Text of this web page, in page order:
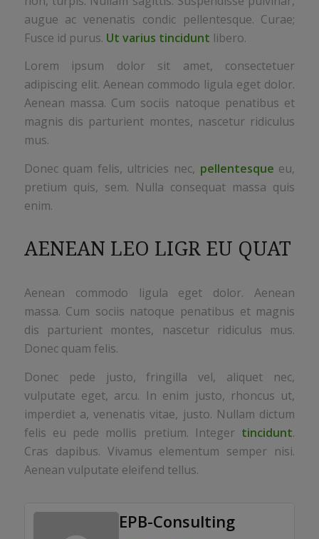
augue ac venenatis condic pellentesque. Curae;
Fusce id purus. Ut varius tincidunt libero.
Lorem ipsum dolor sit amet, consectetuer
adipiscing elit. Aenean commodo ligula eget dolor.
Aenean massa. Cum sociis natoque penatibus et
magnis dis parturient montes, nascetur ridiculus
mus.
Donec quam felis, ultricies nec, pellentesque eu,
pretium quis, sem. Nulla consequat massa quis
enim.
AENEAN LEO LIGR EU QUAT
Aenean commodo ligula eget dolor. Aenean
massa. Cum sociis natoque penatibus et magnis
dis parturient montes, nascetur ridiculus mus.
Donec quam felis.
Donec pede justo, fringilla vel, aliquet nec,
vulputate eget, arcu. In enim justo, rhoncus ut,
imperdiet a, venenatis vitae, justo. Nullam dictum
felis eu pede mollis pretium. Integer tincidunt.
Cras dapibus. Vivamus elementum semper nisi.
Aenean vulputate eleifend tellus.
EPB-Consulting